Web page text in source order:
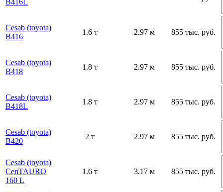
Cesab (toyota)
B416
1.6 т 2.97 м 855 тыс. руб.
Cesab (toyota)
B418
1.8 т 2.97 м 855 тыс. руб.
Cesab (toyota)
B418L
1.8 т 2.97 м 855 тыс. руб.
Cesab (toyota)
B420
2 т 2.97 м 855 тыс. руб.
Cesab (toyota)
CenTAURO
160 L
1.6 т 3.17 м 855 тыс. руб.